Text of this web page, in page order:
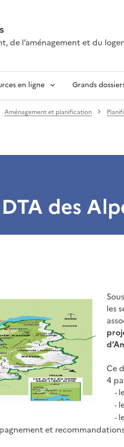
de l’aménagement et du
en ligne Grands
Aménagement et planification
des
les
Ce
4
-
-
-
et